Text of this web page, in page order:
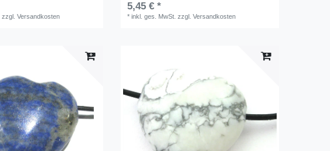
zzgl.Versandkosten
5,45 € *
*inkl. ges. MwSt. zzgl.Versandkosten